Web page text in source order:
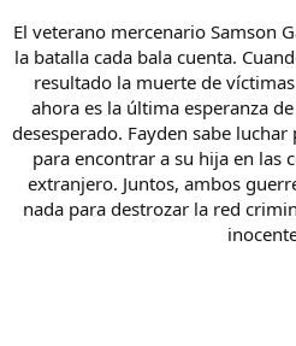
El veterano mercenario Samson
la batalla cada bala cuenta.
resultado la muerte de
ahora es la última esperanza
desesperado. Fayden sabe
para encontrar a su hija en las
extranjero. Juntos, ambos
nada para destrozar la red